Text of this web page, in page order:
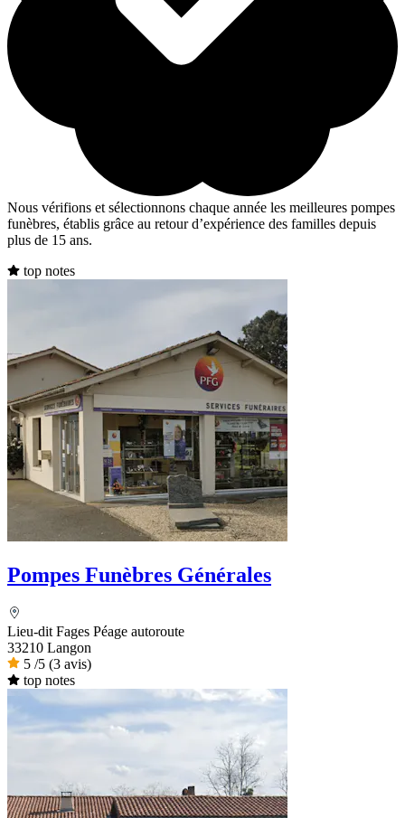
Nous vérifions et sélectionnons chaque année les meilleures pompes
funèbres, établis grâce au retour d’expérience des familles depuis
plus de 15 ans.
top notes
Pompes Funèbres Générales
Lieu-dit Fages Péage autoroute
33210 Langon
5 /5 (3 avis)
top notes